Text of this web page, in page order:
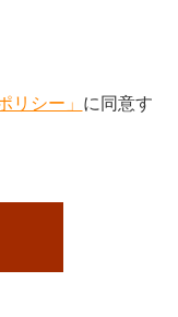
リシー」 に同意す